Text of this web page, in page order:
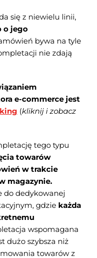
się z niewielu linii,
o jego
bywa na tyle
nie zdają
e-commerce jest
(kliknij i zobacz
tego typu
towarów
w trakcie
magazynie.
do dedykowanej
gdzie każda
wspomagana
dużo szybsza niż
towarów z